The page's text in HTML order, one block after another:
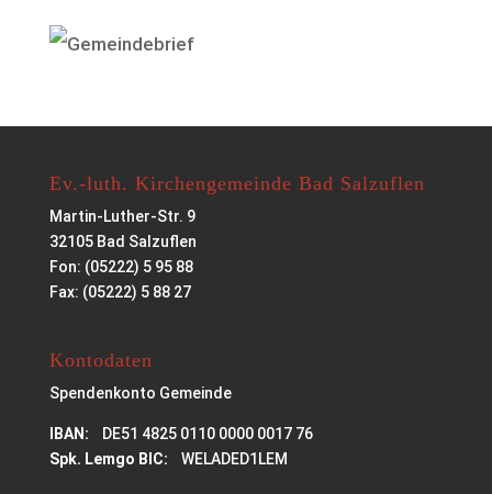
Ev.-luth. Kirchengemeinde Bad Salzuflen
Martin-Luther-Str. 9
32105 Bad Salzuflen
Fon: (05222) 5 95 88
Fax: (05222) 5 88 27
Kontodaten
Spendenkonto Gemeinde
IBAN: DE51 4825 0110 0000 0017 76
Spk. Lemgo BIC: WELADED1LEM